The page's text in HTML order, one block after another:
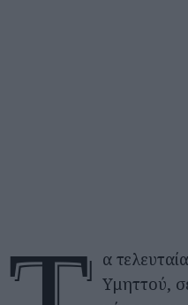
α
Υμηττού,